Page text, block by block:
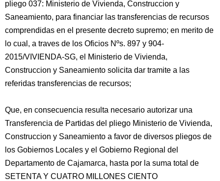
pliego 037: Ministerio de Vivienda, Construccion y
Saneamiento, para financiar las transferencias de recursos
comprendidas en el presente decreto supremo; en merito de
lo cual, a traves de los Oficios Nºs. 897 y 904-
2015/VIVIENDA-SG, el Ministerio de Vivienda,
Construccion y Saneamiento solicita dar tramite a las
referidas transferencias de recursos;
Que, en consecuencia resulta necesario autorizar una
Transferencia de Partidas del pliego Ministerio de Vivienda,
Construccion y Saneamiento a favor de diversos pliegos de
los Gobiernos Locales y el Gobierno Regional del
Departamento de Cajamarca, hasta por la suma total de
SETENTA Y CUATRO MILLONES CIENTO